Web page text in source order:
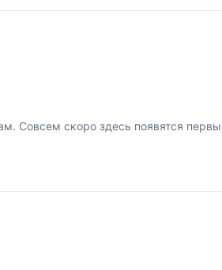
скоро здесь появятся